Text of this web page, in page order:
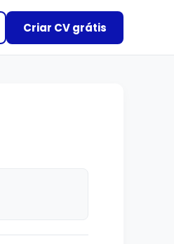
Criar CV grátis